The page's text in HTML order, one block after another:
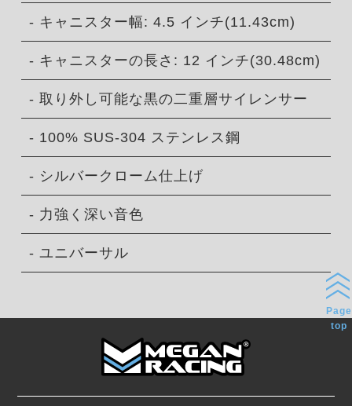
- キャニスター幅: 4.5 インチ(11.43cm)
- キャニスターの長さ: 12 インチ(30.48cm)
- 取り外し可能な黒の二重層サイレンサー
- 100% SUS-304 ステンレス鋼
- シルバークローム仕上げ
- 力強く深い音色
- ユニバーサル
Page
top